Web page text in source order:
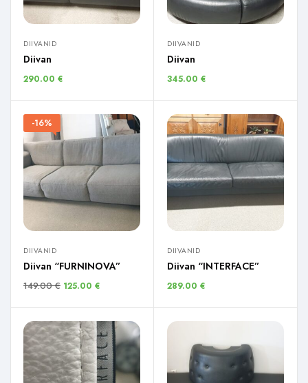
DIIVANID
Diivan
290.00 €
DIIVANID
Diivan
345.00 €
-16%
DIIVANID
Diivan “FURNINOVA”
149.00€ 125.00 €
DIIVANID
Diivan “INTERFACE”
289.00 €